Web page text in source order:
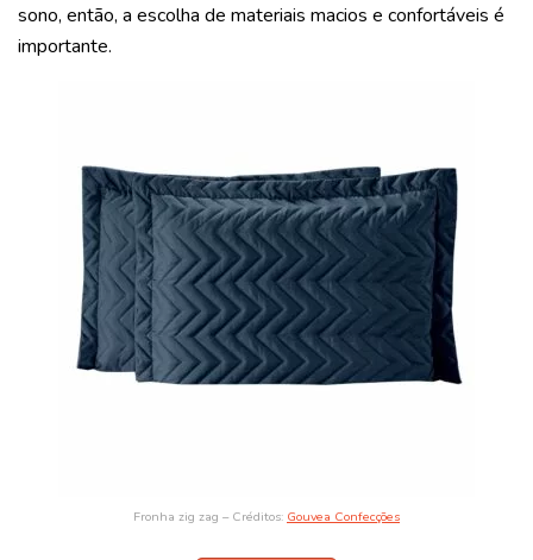
sono, então, a escolha de materiais macios e confortáveis é
importante.
Fronha zig zag – Créditos: Gouvea Confecções